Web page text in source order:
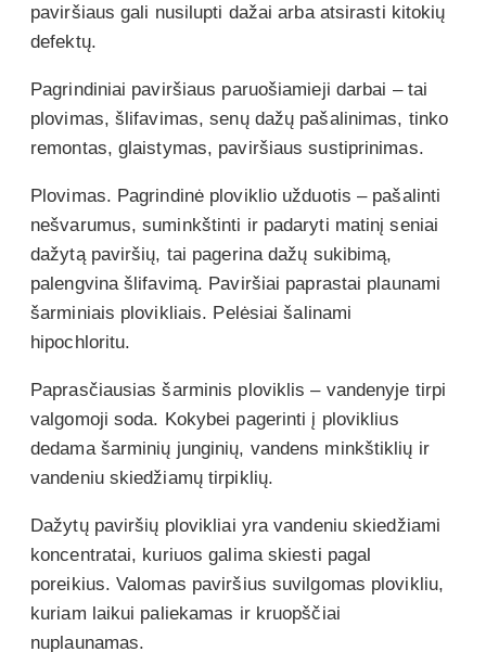
paviršiaus gali nusilupti dažai arba atsirasti kitokių
defektų.
Pagrindiniai paviršiaus paruošiamieji darbai – tai
plovimas, šlifavimas, senų dažų pašalinimas, tinko
remontas, glaistymas, paviršiaus sustiprinimas.
Plovimas. Pagrindinė ploviklio užduotis – pašalinti
nešvarumus, suminkštinti ir padaryti matinį seniai
dažytą paviršių, tai pagerina dažų sukibimą,
palengvina šlifavimą. Paviršiai paprastai plaunami
šarminiais plovikliais. Pelėsiai šalinami
hipochloritu.
Paprasčiausias šarminis ploviklis – vandenyje tirpi
valgomoji soda. Kokybei pagerinti į ploviklius
dedama šarminių junginių, vandens minkštiklių ir
vandeniu skiedžiamų tirpiklių.
Dažytų paviršių plovikliai yra vandeniu skiedžiami
koncentratai, kuriuos galima skiesti pagal
poreikius. Valomas paviršius suvilgomas plovikliu,
kuriam laikui paliekamas ir kruopščiai
nuplaunamas.